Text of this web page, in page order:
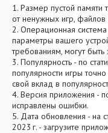
1. Размер пустой
от ненужных игр,
2. Операционная
параметры вашего
требованиям, могут быть
3. Популярность - по
популярности игры
свой вклад в
4. Версия приложения -
исправлены ошибки.
5. Дата обновления - на
2023 г. - загрузите